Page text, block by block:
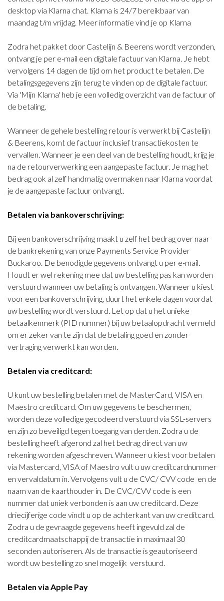
desktop via Klarna chat. Klarna is 24/7 bereikbaar van
maandag t/m vrijdag. Meer informatie vind je op Klarna
Zodra het pakket door Castelijn & Beerens wordt verzonden,
ontvang je per e-mail een digitale factuur van Klarna. Je hebt
vervolgens 14 dagen de tijd om het product te betalen. De
betalingsgegevens zijn terug te vinden op de digitale factuur.
Via 'Mijn Klarna' heb je een volledig overzicht van de factuur of
de betaling.
Wanneer de gehele bestelling retour is verwerkt bij Castelijn
& Beerens, komt de factuur inclusief transactiekosten te
vervallen. Wanneer je een deel van de bestelling houdt, krijg je
na de retourverwerking een aangepaste factuur. Je mag het
bedrag ook al zelf handmatig overmaken naar Klarna voordat
je de aangepaste factuur ontvangt.
Betalen via bankoverschrijving:
Bij een bankoverschrijving maakt u zelf het bedrag over naar
de bankrekening van onze Payments Service Provider
Buckaroo. De benodigde gegevens ontvangt u per e-mail.
Houdt er wel rekening mee dat uw bestelling pas kan worden
verstuurd wanneer uw betaling is ontvangen. Wanneer u kiest
voor een bankoverschrijving, duurt het enkele dagen voordat
uw bestelling wordt verstuurd. Let op dat u het unieke
betaalkenmerk (PID nummer) bij uw betaalopdracht vermeld
om er zeker van te zijn dat de betaling goed en zonder
vertraging verwerkt kan worden.
Betalen via creditcard:
U kunt uw bestelling betalen met de MasterCard, VISA en
Maestro creditcard. Om uw gegevens te beschermen,
worden deze volledige gecodeerd verstuurd via SSL-servers
en zijn zo beveiligd tegen toegang van derden. Zodra u de
bestelling heeft afgerond zal het bedrag direct van uw
rekening worden afgeschreven. Wanneer u kiest voor betalen
via Mastercard, VISA of Maestro vult u uw creditcardnummer
en vervaldatum in. Vervolgens vult u de CVC/ CVV code en de
naam van de kaarthouder in. De CVC/CVV code is een
nummer dat uniek verbonden is aan uw creditcard. Deze
driecijferige code vindt u op de achterkant van uw creditcard.
Zodra u de gevraagde gegevens heeft ingevuld zal de
creditcardmaatschappij de transactie in maximaal 30
seconden autoriseren. Als de transactie is geautoriseerd
wordt uw bestelling zo snel mogelijk verstuurd.
Betalen via Apple Pay